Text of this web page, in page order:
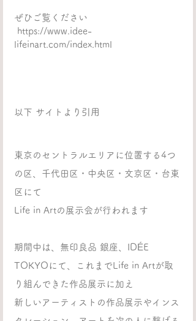
ぜひご覧ください
lifeinart.com/index.html
以下 サイトより引用
東京のセントラルエリアに位置する4つ
の区、千代田区・中央区・文京区・台東
区にて
Life in Artの展示会が行われます
期間中は、無印良品 銀座、IDÉE
TOKYOにて、これまでLife in Artが取
り組んできた作品展示に加え
新しいアーティストの作品展示やインス